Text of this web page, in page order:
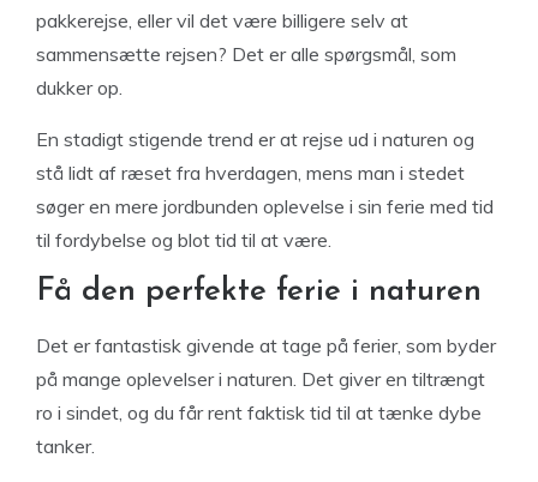
pakkerejse, eller vil det være billigere selv at
sammensætte rejsen? Det er alle spørgsmål, som
dukker op.
En stadigt stigende trend er at rejse ud i naturen og
stå lidt af ræset fra hverdagen, mens man i stedet
søger en mere jordbunden oplevelse i sin ferie med tid
til fordybelse og blot tid til at være.
Få den perfekte ferie i naturen
Det er fantastisk givende at tage på ferier, som byder
på mange oplevelser i naturen. Det giver en tiltrængt
ro i sindet, og du får rent faktisk tid til at tænke dybe
tanker.